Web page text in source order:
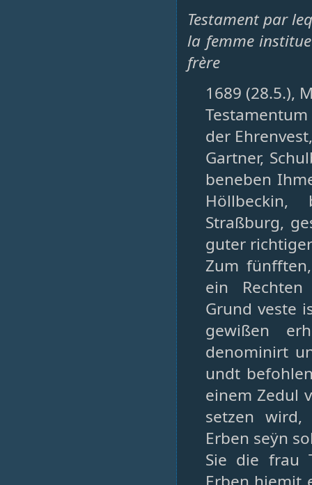
Testament par
la femme
frère
1689 (28.5.),
der
Gartner,
beneben
Straßburg,
guter
Zum
ein
Grund veste
gewißen
denominirt
undt
einem Zedul
setzen wird,
Erben seÿn
Sie die frau